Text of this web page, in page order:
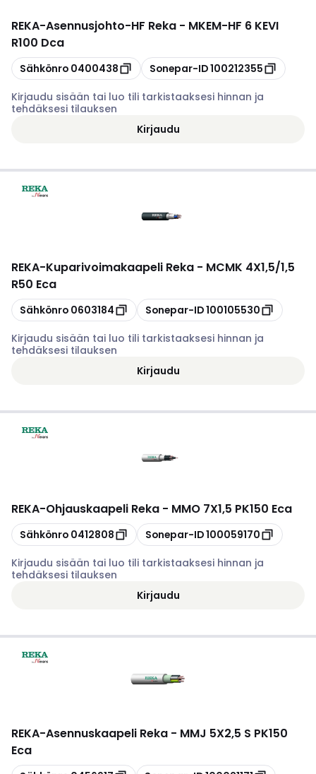
REKA-Asennusjohto-HF Reka - MKEM-HF 6 KEVI
R100 Dca
Kopioi
Sähkönro 0400438 Kopioi
Sonepar-ID100212355
Kirjaudu sisään tai luo tili tarkistaaksesi hinnan ja
tehdäksesi tilauksen
Kirjaudu
REKA-Kuparivoimakaapeli Reka - MCMK 4X1,5/1,5
R50 Eca
Kopioi
Sähkönro 0603184 Kopioi
Sonepar-ID100105530
Kirjaudu sisään tai luo tili tarkistaaksesi hinnan ja
tehdäksesi tilauksen
Kirjaudu
REKA-Ohjauskaapeli Reka - MMO 7X1,5 PK150 Eca
Kopioi
Sähkönro 0412808 Kopioi
Sonepar-ID100059170
Kirjaudu sisään tai luo tili tarkistaaksesi hinnan ja
tehdäksesi tilauksen
Kirjaudu
REKA-Asennuskaapeli Reka - MMJ 5X2,5 S PK150
Eca